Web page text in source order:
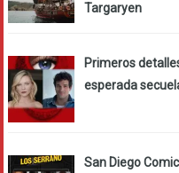
Targaryen
Primeros
esperada
San Diego